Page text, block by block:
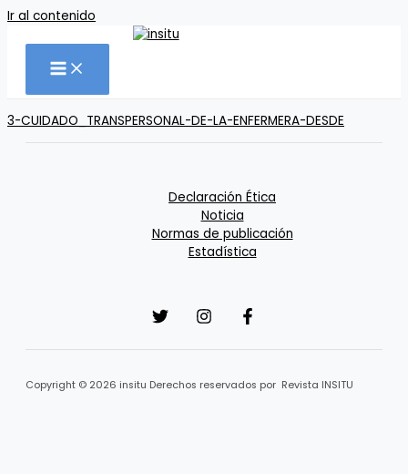
Ir al contenido
3-CUIDADO_TRANSPERSONAL-DE-LA-ENFERMERA-DESDE
Declaración Ética
Noticia
Normas de publicación
Estadística
Copyright © 2026 insitu Derechos reservados por Revista INSITU